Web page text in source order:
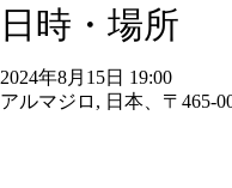
日時・場所
2024年8月15日 19:00
アルマジロ, 日本、〒465-